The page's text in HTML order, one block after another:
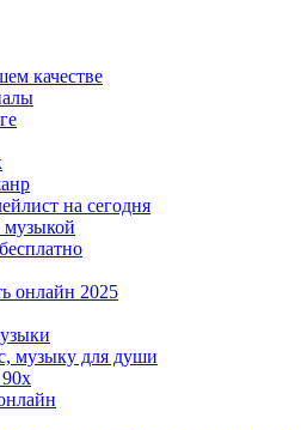
качестве
на сегодня
музыкой
онлайн 2025
музыку для души